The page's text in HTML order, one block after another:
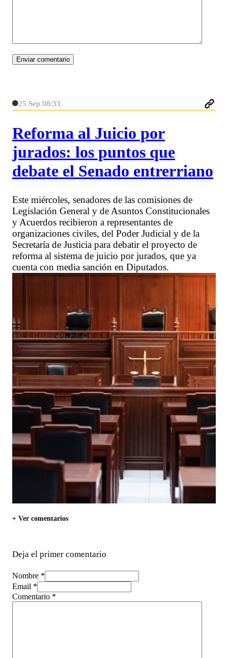
25 Sep 08:33
Reforma al Juicio por
jurados: los puntos que
debate el Senado entrerriano
Este miércoles, senadores de las comisiones de
Legislación General y de Asuntos Constitucionales
y Acuerdos recibieron a representantes de
organizaciones civiles, del Poder Judicial y de la
Secretaría de Justicia para debatir el proyecto de
reforma al sistema de juicio por jurados, que ya
cuenta con media sanción en Diputados.
+ Ver comentarios
Deja el primer comentario
Nombre *
Email *
Comentario *